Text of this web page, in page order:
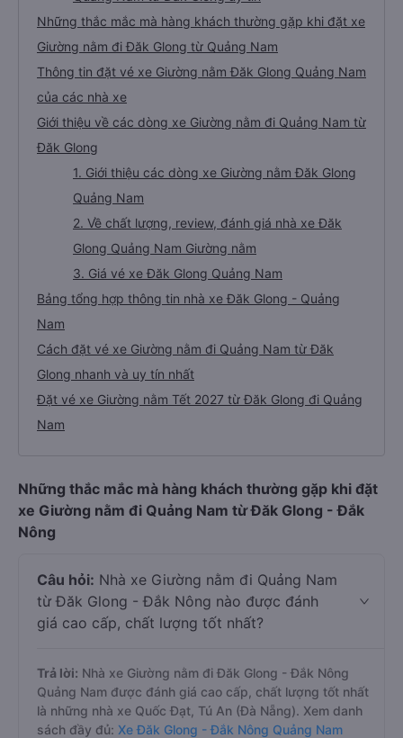
Những thắc mắc mà hàng khách thường gặp khi đặt xe
Giường nằm đi Đăk Glong từ Quảng Nam
Thông tin đặt vé xe Giường nằm Đăk Glong Quảng Nam
của các nhà xe
Giới thiệu về các dòng xe Giường nằm đi Quảng Nam từ
Đăk Glong
1. Giới thiệu các dòng xe Giường nằm Đăk Glong
Quảng Nam
2. Về chất lượng, review, đánh giá nhà xe Đăk
Glong Quảng Nam Giường nằm
3. Giá vé xe Đăk Glong Quảng Nam
Bảng tổng hợp thông tin nhà xe Đăk Glong - Quảng
Nam
Cách đặt vé xe Giường nằm đi Quảng Nam từ Đăk
Glong nhanh và uy tín nhất
Đặt vé xe Giường nằm Tết 2027 từ Đăk Glong đi Quảng
Nam
Những thắc mắc mà hàng khách thường gặp khi đặt
xe Giường nằm đi Quảng Nam từ Đăk Glong - Đắk
Nông
Câu hỏi: Nhà xe Giường nằm đi Quảng Nam
từ Đăk Glong - Đắk Nông nào được đánh
giá cao cấp, chất lượng tốt nhất?
Trả lời: Nhà xe Giường nằm đi Đăk Glong - Đắk Nông
Quảng Nam được đánh giá cao cấp, chất lượng tốt nhất
là những nhà xe Quốc Đạt, Tú An (Đà Nẵng). Xem danh
sách đầy đủ: Xe Đăk Glong - Đắk Nông Quảng Nam